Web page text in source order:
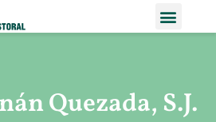
Quezada, S.J.